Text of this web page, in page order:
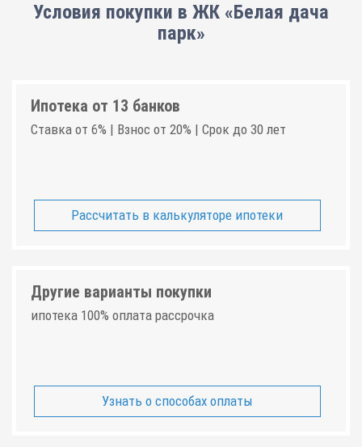
Условия покупки в ЖК «Белая дача
парк»
Ипотека от 13 банков
Ставка от 6% | Взнос от 20% | Срок до 30 лет
Рассчитать в калькуляторе ипотеки
Другие варианты покупки
ипотека 100% оплата рассрочка
Узнать о способах оплаты